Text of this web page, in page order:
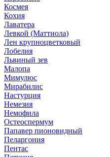
Космея
Кохия
Лаватера
Левкой (Маттиола)
Лен крупноцветковый
Лобелия
Львиный зев
Малопа
Мимулюс
Мирабилис
Настурция
Немезия
Немофила
Остеоспермум
Папавер пионовидный
Пеларгония
Пентас